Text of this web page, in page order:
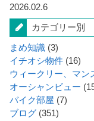
2026.02.6
カテゴリー別
まめ知識 (3)
イチオシ物件 (16)
ウィークリー、マン
オーシャンビュー
バイク部屋 (7)
ブログ (351)